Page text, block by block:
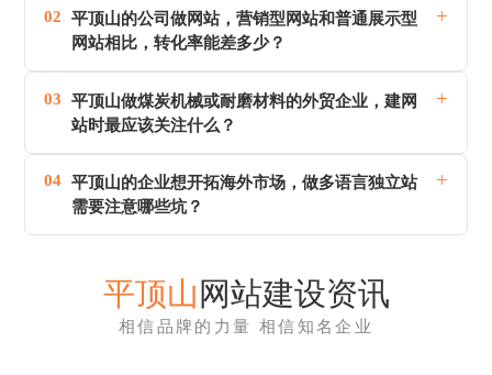
02 平顶山的公司做网站，营销型网站和普通展示型
网站相比，转化率能差多少？
+
03 平顶山做煤炭机械或耐磨材料的外贸企业，建网
站时最应该关注什么？
+
04 平顶山的企业想开拓海外市场，做多语言独立站
需要注意哪些坑？
+
平顶山 网站建设资讯
相信品牌的力量 相信知名企业